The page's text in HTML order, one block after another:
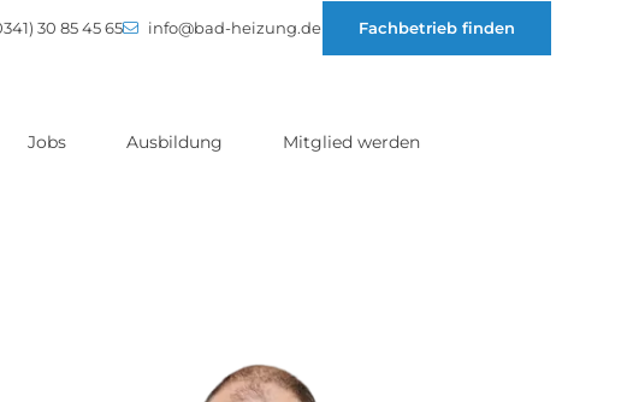
30 85 45 65 info@bad-heizung.de Fachbetrieb finden
Jobs Ausbildung Mitglied werden